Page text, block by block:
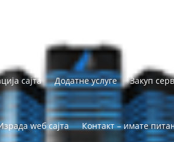
сајта Додатне услуге Закуп
wеб сајта Контакт – имате